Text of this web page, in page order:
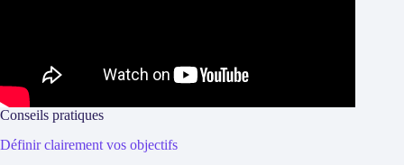
Conseils pratiques
Définir clairement vos objectifs